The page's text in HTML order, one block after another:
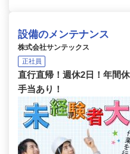
設備のメンテナンス
株式会社サンテックス
正社員
直行直帰！週休2日！年間
手当あり！